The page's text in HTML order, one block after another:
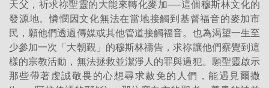
天父，祈求祢聖靈的大能來轉化麥加──這個穆斯林文化的
發源地。憐憫因文化無法在當地接觸到基督福音的麥加市
民，願他們透過傳媒或其他管道接觸福音。也為渴望一生至
少參加一次「大朝覲」的穆斯林禱告，求祢讓他們察覺到這
樣的宗教活動，無法拯救並潔淨人的罪與過犯。願聖靈啟示
那些帶著虔誠敬畏的心想尋求赦免的人們，能遇見爾撒